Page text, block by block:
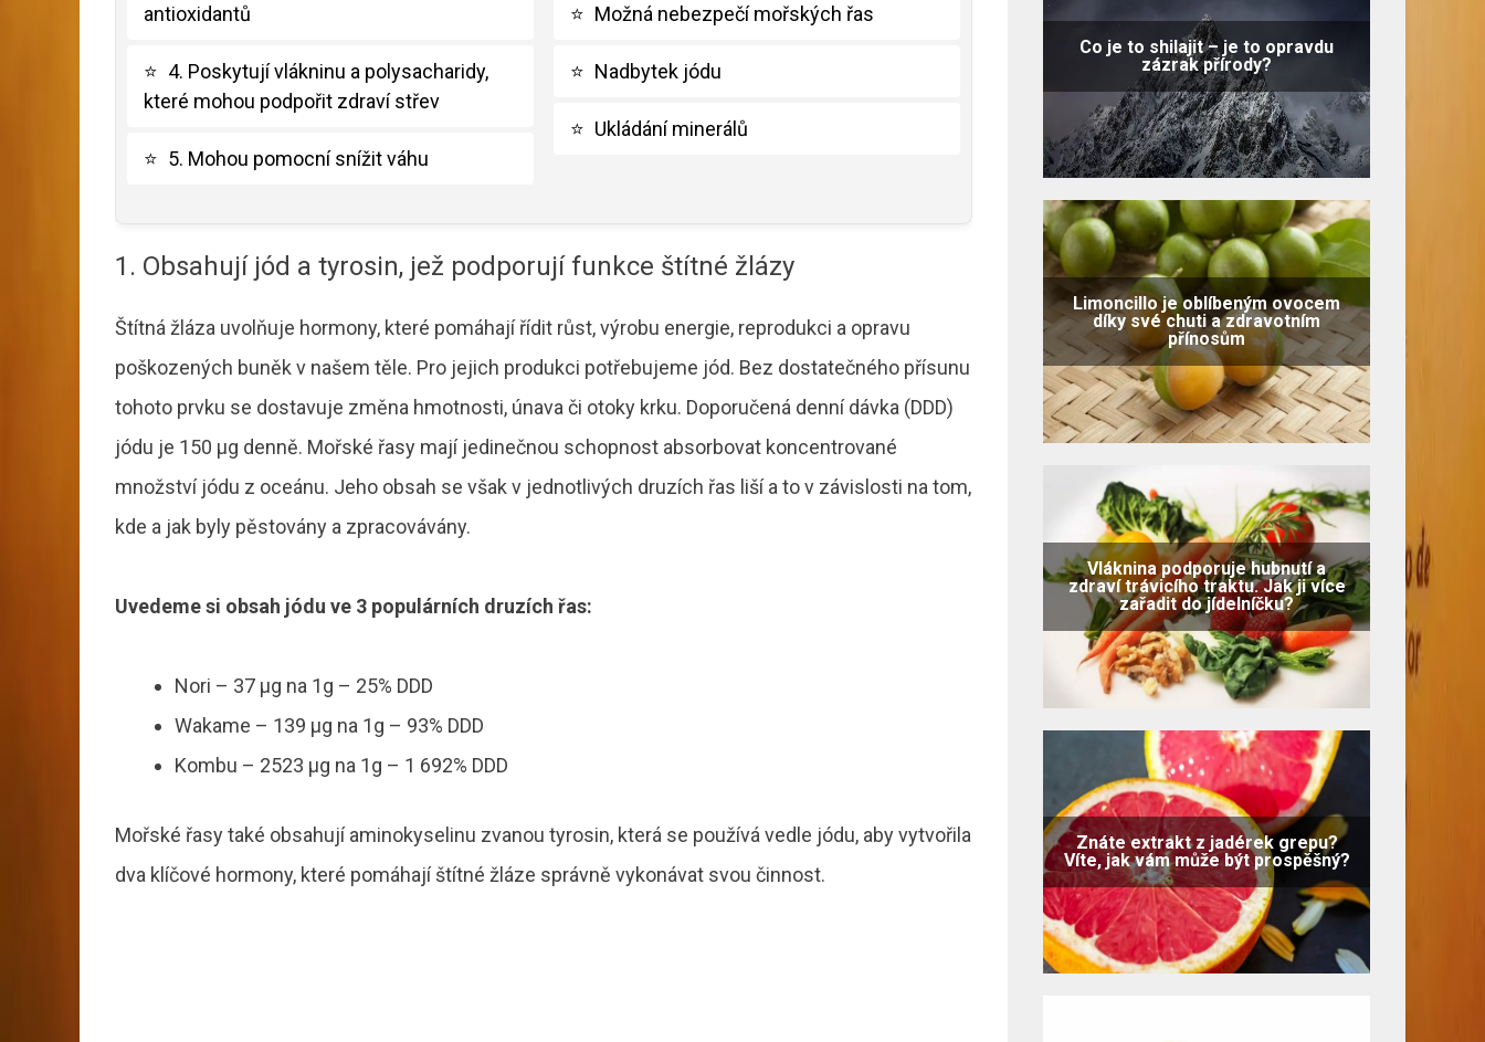
antioxidantů
⭐ 4. Poskytují vlákninu a polysacharidy,
které mohou podpořit zdraví střev
⭐ 5. Mohou pomocní snížit váhu
⭐ Možná nebezpečí mořských řas
⭐ Nadbytek jódu
⭐ Ukládání minerálů
1. Obsahují jód a tyrosin, jež podporují funkce štítné žlázy
Štítná žláza uvolňuje hormony, které pomáhají řídit růst, výrobu energie, reprodukci a opravu
poškozených buněk v našem těle. Pro jejich produkci potřebujeme jód. Bez dostatečného přísunu
tohoto prvku se dostavuje změna hmotnosti, únava či otoky krku. Doporučená denní dávka (DDD)
jódu je 150 μg denně. Mořské řasy mají jedinečnou schopnost absorbovat koncentrované
množství jódu z oceánu. Jeho obsah se však v jednotlivých druzích řas liší a to v závislosti na tom,
kde a jak byly pěstovány a zpracovávány.
Uvedeme si obsah jódu ve 3 populárních druzích řas:
Nori – 37 μg na 1g – 25% DDD
Wakame – 139 μg na 1g – 93% DDD
Kombu – 2523 μg na 1g – 1 692% DDD
Mořské řasy také obsahují aminokyselinu zvanou tyrosin, která se používá vedle jódu, aby vytvořila
dva klíčové hormony, které pomáhají štítné žláze správně vykonávat svou činnost.
Co je to shilajit – je to opravdu
zázrak přírody?
Limoncillo je oblíbeným ovocem
díky své chuti a zdravotním
přínosům
Vláknina podporuje hubnutí a
zdraví trávicího traktu. Jak ji více
zařadit do jídelníčku?
Znáte extrakt z jadérek grepu?
Víte, jak vám může být prospěšný?